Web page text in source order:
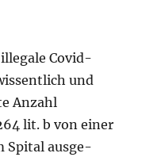
Covid-
und
Anzahl
lit. b von einer
Spital ausge-